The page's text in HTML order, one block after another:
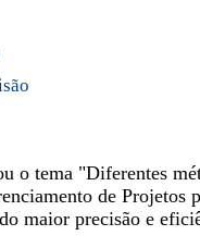
o tema "Diferentes
de Projetos
maior precisão e